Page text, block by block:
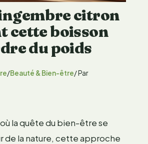
citron
cette boisson
du poids
/Beauté & Bien-être/ Par
la quête du bien-être se
de la nature, cette approche